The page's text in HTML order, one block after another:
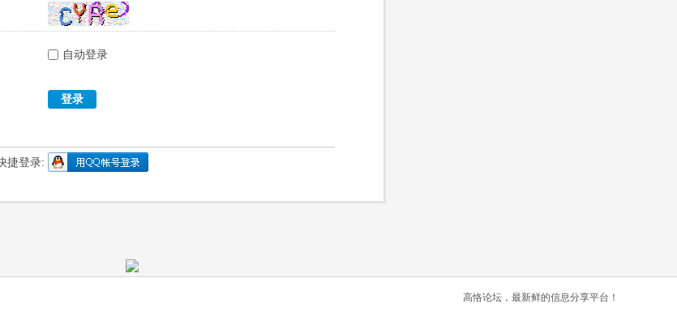
自动登录
登录
捷登录:
高恪论坛，最新鲜的信息分享平台！